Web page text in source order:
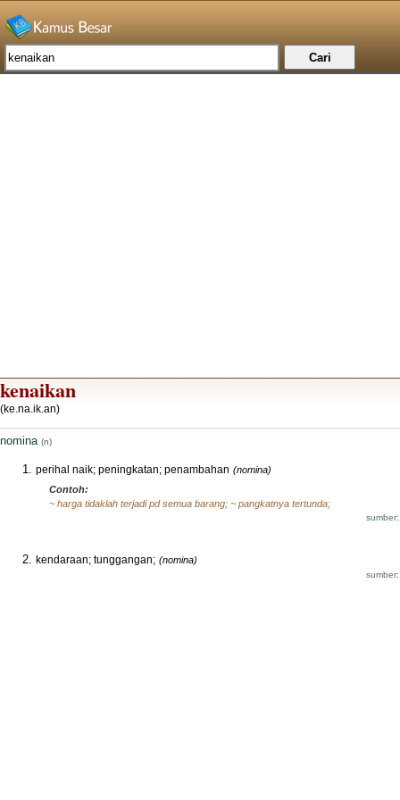
kenaikan
(ke.na.ik.an)
nomina (n)
perihal naik; peningkatan; penambahan (nomina)
Contoh:
~ harga tidaklah terjadi pd semua barang; ~ pangkatnya tertunda;
kendaraan; tunggangan; (nomina)